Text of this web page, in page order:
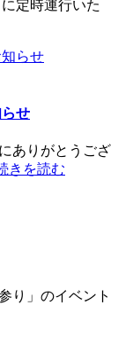
定時運行いた
せ
ありがとうござ
きを読む
り」のイベント